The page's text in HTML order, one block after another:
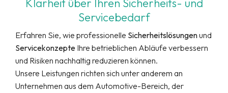
Klarheit über Ihren Sicherheits- und
Servicebedarf
Erfahren Sie, wie professionelle Sicherheitslösungenund
Servicekonzepte Ihre betrieblichen Abläufe verbessern
und Risiken nachhaltig reduzieren können.
Unsere Leistungen richten sich unter anderem an
Unternehmen aus dem Automotive-Bereich, der